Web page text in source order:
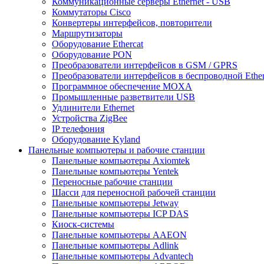
Коммутаторы Cisco
Конвертеры интерфейсов, повторители
Маршрутизаторы
Оборудование Ethercat
Оборудование PON
Преобразователи интерфейсов в GSM / GPRS
Преобразователи интерфейсов в беспроводной
Программное обеспечение MOXA
Промышленные разветвители USB
Удлинители Ethernet
Устройства ZigBee
IP телефония
Оборудование Kyland
Панельные компьютеры и рабочие станции
Панельные компьютеры Axiomtek
Панельные компьютеры Yentek
Переносные рабочие станции
Шасси для переносной рабочей станции
Панельные компьютеры Jetway
Панельные компьютеры ICP DAS
Киоск-системы
Панельные компьютеры AAEON
Панельные компьютеры Adlink
Панельные компьютеры Advantech